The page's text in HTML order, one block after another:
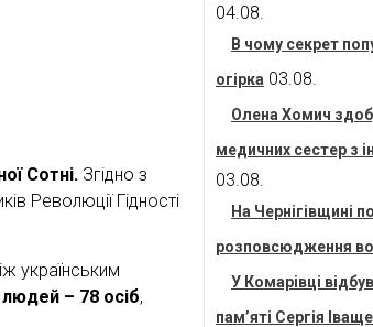
Сотні. Згідно з
Революції Гідності
українським
– 78 осіб,
04.08.
В чому секрет
огірка 03.08.
Олена Хомич
медичних сестер з
03.08.
На Чернігівщині
розповсюдження
У Комарівці
пам’яті Сергія